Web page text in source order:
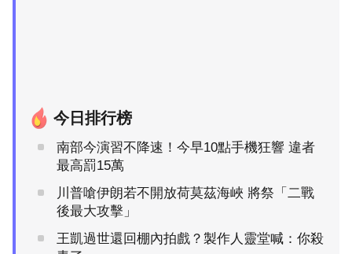
今日排行榜
南部今演習不降速！今早10點手機狂響 違者
最高罰15萬
川普嗆伊朗若不開放荷莫茲海峽 將祭「二戰
後最大攻擊」
王凱過世還回棚內拍戲？製作人靈堂喊：你殺